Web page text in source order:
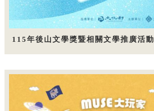
115年後山文學獎暨相關文學推廣活動